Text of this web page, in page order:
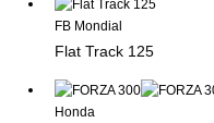
FB Mondial
Flat Track 125
Honda